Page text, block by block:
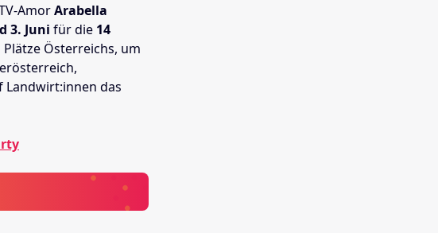
AmorArabella
3. Juni für die 14
Österreichs, um
das